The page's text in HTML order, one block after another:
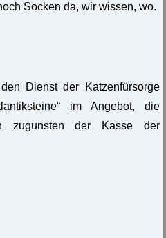
Socken da, wir wissen, wo.
Dienst der Katzenfürsorge
im Angebot, die
zugunsten der Kasse der